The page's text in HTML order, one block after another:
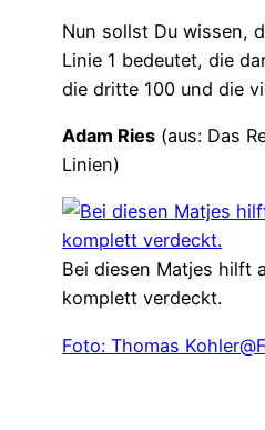
Nun sollst Du wissen,
Linie 1 bedeutet, die
die dritte 100 und die
Adam Ries (aus: Das
Linien)
Bei diesen Matjes hilft
komplett verdeckt.
Foto: Thomas